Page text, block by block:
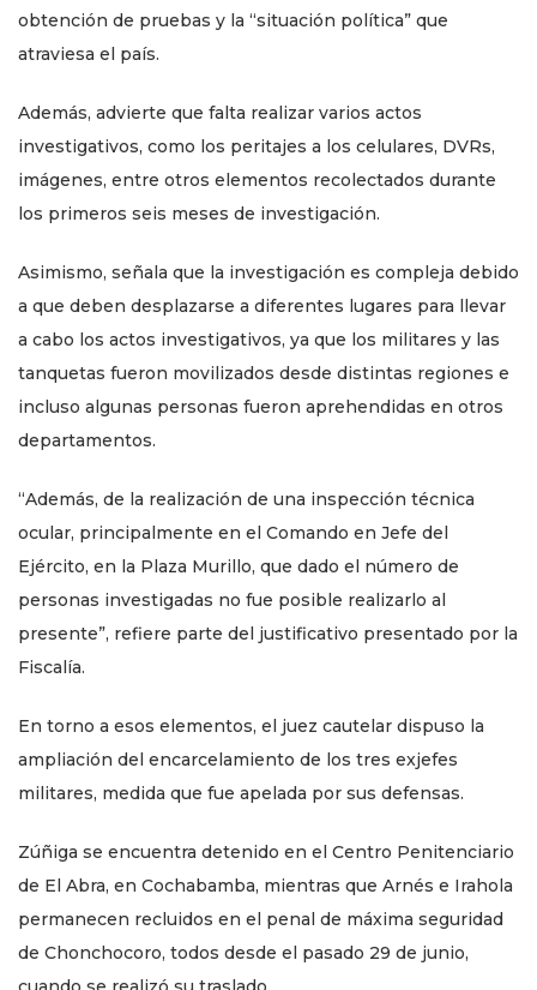
obtención de pruebas y la “situación política” que
atraviesa el país.
Además, advierte que falta realizar varios actos
investigativos, como los peritajes a los celulares, DVRs,
imágenes, entre otros elementos recolectados durante
los primeros seis meses de investigación.
Asimismo, señala que la investigación es compleja debido
a que deben desplazarse a diferentes lugares para llevar
a cabo los actos investigativos, ya que los militares y las
tanquetas fueron movilizados desde distintas regiones e
incluso algunas personas fueron aprehendidas en otros
departamentos.
“Además, de la realización de una inspección técnica
ocular, principalmente en el Comando en Jefe del
Ejército, en la Plaza Murillo, que dado el número de
personas investigadas no fue posible realizarlo al
presente”, refiere parte del justificativo presentado por la
Fiscalía.
En torno a esos elementos, el juez cautelar dispuso la
ampliación del encarcelamiento de los tres exjefes
militares, medida que fue apelada por sus defensas.
Zúñiga se encuentra detenido en el Centro Penitenciario
de El Abra, en Cochabamba, mientras que Arnés e Irahola
permanecen recluidos en el penal de máxima seguridad
de Chonchocoro, todos desde el pasado 29 de junio,